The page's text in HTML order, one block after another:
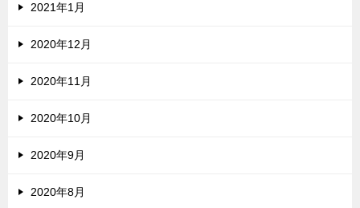
2021年1月
2020年12月
2020年11月
2020年10月
2020年9月
2020年8月